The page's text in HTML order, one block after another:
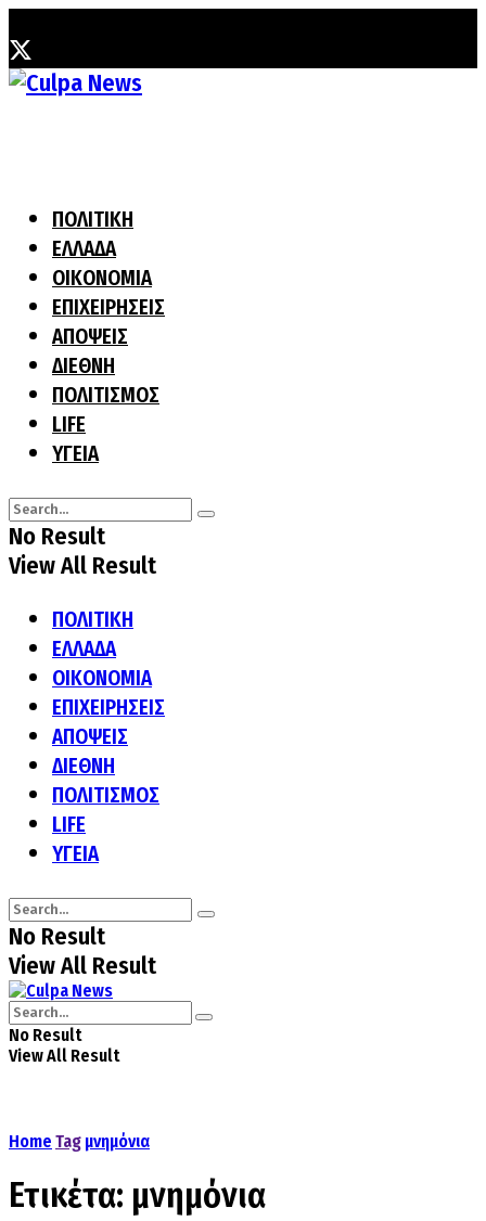
ΠΟΛΙΤΙΚΗ
ΕΛΛΑΔΑ
ΟΙΚΟΝΟΜΙΑ
ΕΠΙΧΕΙΡΗΣΕΙΣ
ΑΠΟΨΕΙΣ
ΔΙΕΘΝΗ
ΠΟΛΙΤΙΣΜΟΣ
LIFE
ΥΓΕΙΑ
No Result
View All Result
ΠΟΛΙΤΙΚΗ
ΕΛΛΑΔΑ
ΟΙΚΟΝΟΜΙΑ
ΕΠΙΧΕΙΡΗΣΕΙΣ
ΑΠΟΨΕΙΣ
ΔΙΕΘΝΗ
ΠΟΛΙΤΙΣΜΟΣ
LIFE
ΥΓΕΙΑ
No Result
View All Result
No Result
View All Result
Home Tag μνημόνια
Ετικέτα: μνημόνια